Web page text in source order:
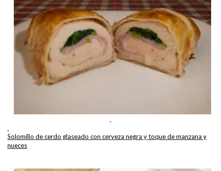
Solomillo de cerdo glaseado con cerveza negra y toque de manzana y
nueces